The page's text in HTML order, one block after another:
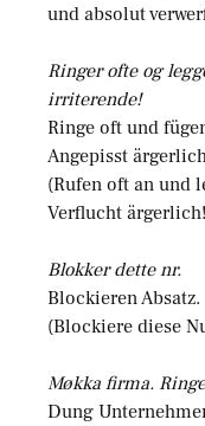
und absolut
Ringer ofte og
irriterende!
Ringe oft und
Angepisst
(Rufen oft an und
Verflucht
Blokker dette nr.
Blockieren Absatz.
(Blockiere diese
Møkka firma.
Dung